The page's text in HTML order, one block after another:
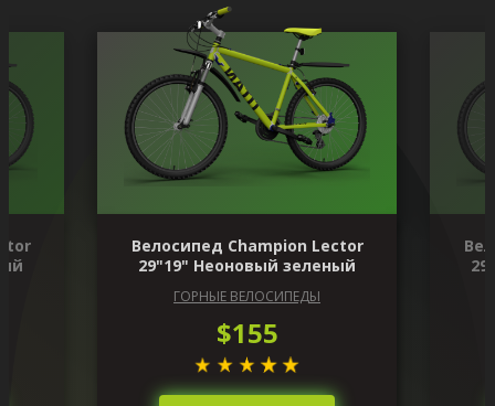
Велосипед Champion Lector
29"19" Неоновый зеленый
ГОРНЫЕ ВЕЛОСИПЕДЫ
$155